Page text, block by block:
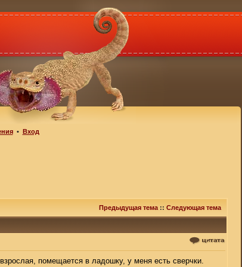
• Вход
Предыдущая тема :: Следующая тема
помещается в ладошку, у меня есть сверчки.